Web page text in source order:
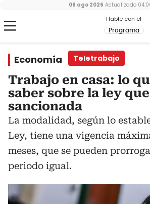
Hable con el
Programa
06 ago 2026 Actualizado
Economía Teletrabajo
Trabajo en casa: lo
saber sobre la ley
sancionada
La modalidad, según lo
Ley, tiene una vigencia
meses, que se pueden
periodo igual.